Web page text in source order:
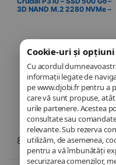
Cookie-uri și
Cu acordul
informații legate de
pe www.djobi.fr pentru a
care vă sunt propuse,
urile partenere. Acestea
consultate sau
relevante. Sub rezerva
utilizăm, de asemenea,
pentru a vă îmbunătăți
securizarea comenzilor,
3D NAND M.2 2280 NVMe –
89,21€